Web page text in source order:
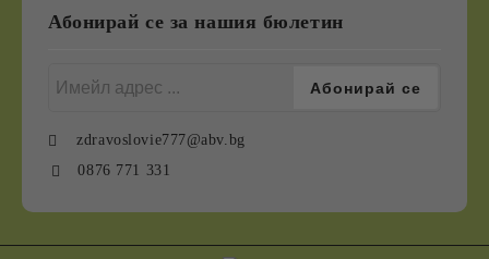
Абонирай се за нашия бюлетин
zdravoslovie777@abv.bg
0876 771 331